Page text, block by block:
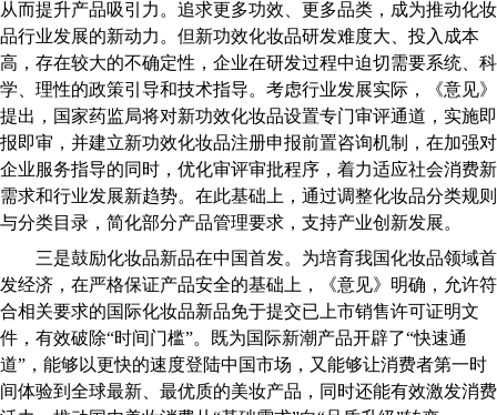
从而提升产品吸引力。追求更多功效、更多品类，成为推动化妆
品行业发展的新动力。但新功效化妆品研发难度大、投入成本
高，存在较大的不确定性，企业在研发过程中迫切需要系统、科
学、理性的政策引导和技术指导。考虑行业发展实际，《意见》
提出，国家药监局将对新功效化妆品设置专门审评通道，实施即
报即审，并建立新功效化妆品注册申报前置咨询机制，在加强对
企业服务指导的同时，优化审评审批程序，着力适应社会消费新
需求和行业发展新趋势。在此基础上，通过调整化妆品分类规则
与分类目录，简化部分产品管理要求，支持产业创新发展。
三是鼓励化妆品新品在中国首发。为培育我国化妆品领域首
发经济，在严格保证产品安全的基础上，《意见》明确，允许符
合相关要求的国际化妆品新品免于提交已上市销售许可证明文
件，有效破除“时间门槛”。既为国际新潮产品开辟了“快速通
道”，能够以更快的速度登陆中国市场，又能够让消费者第一时
间体验到全球最新、最优质的美妆产品，同时还能有效激发消费